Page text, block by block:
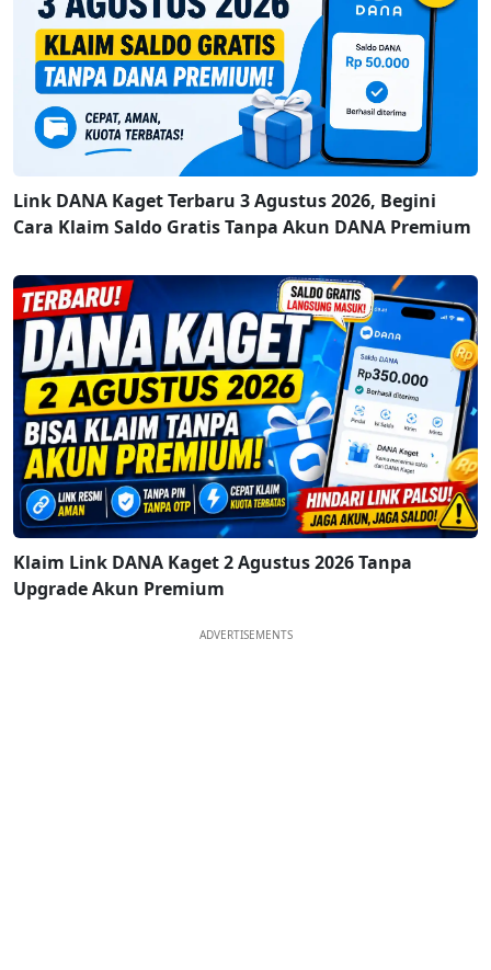
Link DANA Kaget Terbaru 3 Agustus 2026, Begini
Cara Klaim Saldo Gratis Tanpa Akun DANA Premium
Klaim Link DANA Kaget 2 Agustus 2026 Tanpa
Upgrade Akun Premium
ADVERTISEMENTS